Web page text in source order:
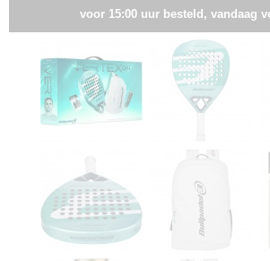
voor 15:00 uur besteld, vandaag